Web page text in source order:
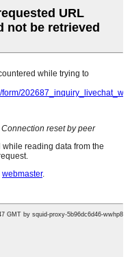
के साथ आपका समर्थन